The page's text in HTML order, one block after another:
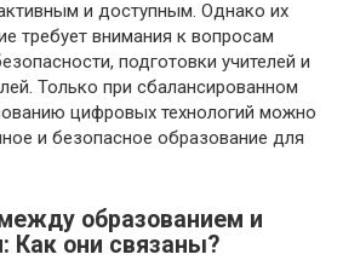
и доступным. Однако их
требует внимания к вопросам
подготовки учителей и
Только при сбалансированном
цифровых технологий можно
и безопасное образование для
образованием и
Как они связаны?